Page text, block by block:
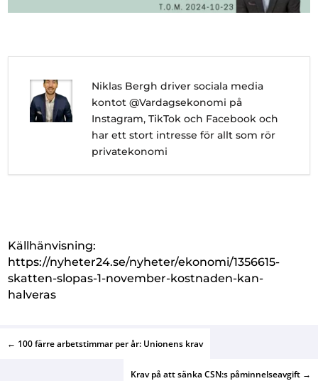
Niklas Bergh driver sociala media
kontot @Vardagsekonomi på
Instagram, TikTok och Facebook och
har ett stort intresse för allt som rör
privatekonomi
Källhänvisning:
https://nyheter24.se/nyheter/ekonomi/1356615-
skatten-slopas-1-november-kostnaden-kan-
halveras
← 100 färre arbetstimmar per år: Unionens krav
Krav på att sänka CSN:s påminnelseavgift →